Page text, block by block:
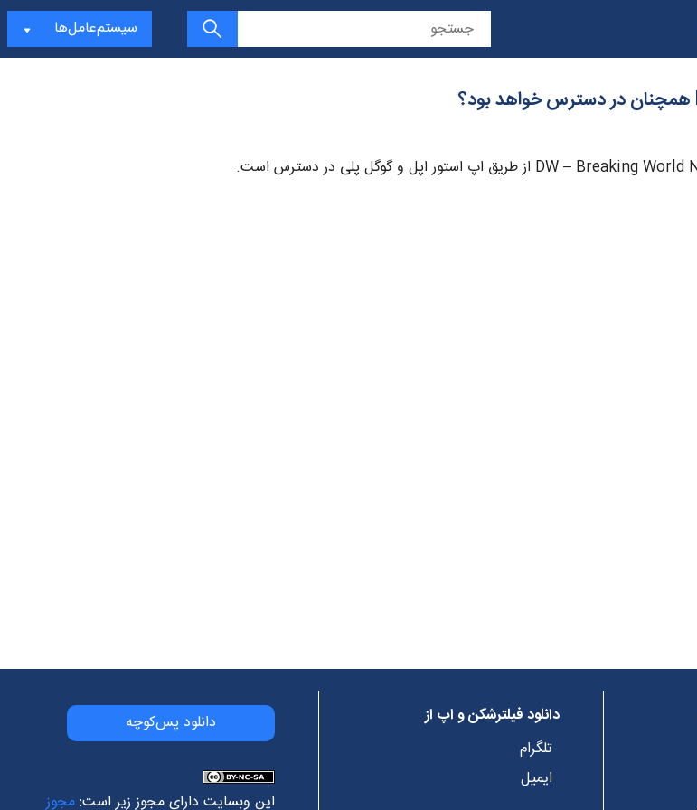
سیستم‌عامل‌ها
دانلود فیلترشکن و اپ از
تلگرام
ایمیل
دانلود پس‌کوچه
این وبسایت دارای مجوز زیر است:مجوز